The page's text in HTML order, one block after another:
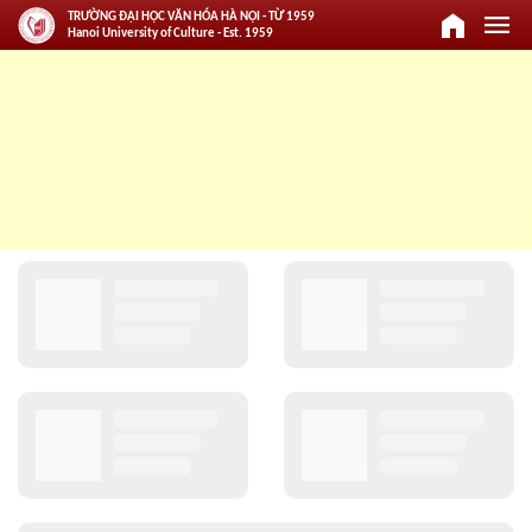
TRƯỜNG ĐẠI HỌC VĂN HÓA HÀ NỘI - TỪ 1959
Hanoi University of Culture - Est. 1959
home menu